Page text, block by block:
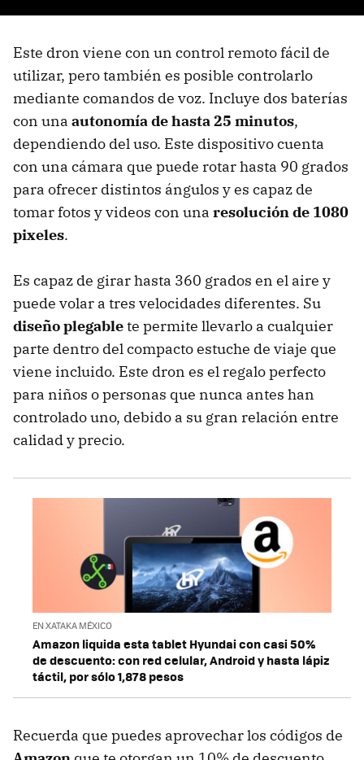
Este dron viene con un control remoto fácil de
utilizar, pero también es posible controlarlo
mediante comandos de voz. Incluye dos baterías
con una autonomía de hasta 25 minutos,
dependiendo del uso. Este dispositivo cuenta
con una cámara que puede rotar hasta 90 grados
para ofrecer distintos ángulos y es capaz de
tomar fotos y videos con una resolución de 1080
pixeles.
Es capaz de girar hasta 360 grados en el aire y
puede volar a tres velocidades diferentes. Su
diseño plegablete permite llevarlo a cualquier
parte dentro del compacto estuche de viaje que
viene incluido. Este dron es el regalo perfecto
para niños o personas que nunca antes han
controlado uno, debido a su gran relación entre
calidad y precio.
EN XATAKA MÉXICO
Amazon liquida esta tablet Hyundai con casi 50%
de descuento: con red celular, Android y hasta lápiz
táctil, por sólo 1,878 pesos
Recuerda que puedes aprovechar los códigos de